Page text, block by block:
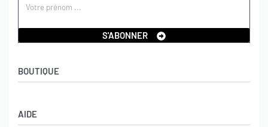
BOUTIQUE
Garçons
AIDE
S'ABONNER